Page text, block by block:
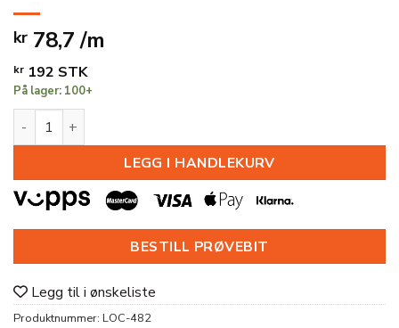
kr 78,7 /m
kr 192 STK
På lager: 100+
KARMLIST LOC-482 PROFILERT HDPS 15X70X2440MM
LEGG I HANDLEKURV
BESTILL PRØVEBIT
Legg til i ønskeliste
Produktnummer: LOC-482